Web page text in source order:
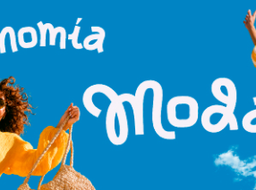
destina más
euros a
en
y
vial en la